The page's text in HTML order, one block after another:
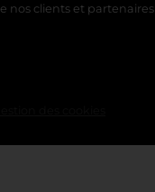
nos clients et partenaires